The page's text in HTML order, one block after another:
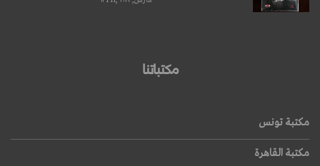
مكتباتنا
مكتبة تونس
مكتبة القاهرة